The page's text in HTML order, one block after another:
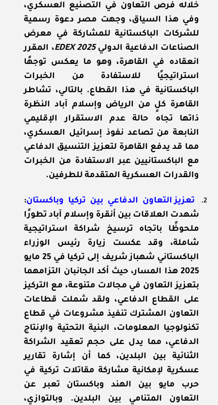
خلاله فرص التعاون في التصنيع العسكري،
وفي هذا السياق، وجهت مصر دعوة رسمية
للشركات الباكستانية للمشاركة في معرض
الصناعات الدفاعية الدوليEDEX 2025، المقرر
انعقاده في القاهرة، وهو ما يعكس توجهًا
استراتيجيًا للاستفادة من الخبرات
الباكستانية في هذا القطاع. بالتالي، تشاطر
القاهرة كلٍ من الرياض وإسلام آباد النظرة
ذاتها تجاه حالة عدم الاستقرار الإقليمي
النابعة من تصاعد نفوذ إسرائيل العسكري،
مما قد يدفع القاهرة لتعزيز التنسيق الدفاعي
مع الباكستانيين عبر الاستفادة من الخبرات
والقدرات العسكرية المتقدمة للطرفين.
تعزيز التعاون الدفاعي بين تركيا وباكستان:
شهدت العلاقات بين أنقرة وإسلام آباد تطورًا
ملحوظًا باتجاه ترسيخ شراكة استراتيجية
شاملة، وقد عكست زيارة رئيس الوزراء
الباكستاني شهباز شريف إلى تركيا في 25 مايو
2025 هذا المسار، حيث أكد الجانبان التزامهما
بتعزيز التعاون في مجالات متنوعة، مع التركيز
على القطاع الدفاعي، ولقد شملت قطاعات
التعاون المشترك تنفيذ مشروعات في قطاع
تكنولوجيا المعلومات، البنية التحتية والإنتاج
الدفاعي، مما يدل على حجم تعقيد الشراكة
الثنائية بين البلدين، كما أن إشارة تقارير
عسكرية لإمكانية مشاركة مقاتلات تركية في
حرب مايو بين الهند وباكستان تعبر عن
التعاون المتنامي بين البلدين. وبالتوازي،